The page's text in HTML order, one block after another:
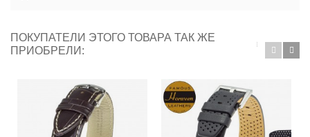
ПОКУПАТЕЛИ ЭТОГО ТОВАРА ТАК ЖЕ
ПРИОБРЕЛИ: